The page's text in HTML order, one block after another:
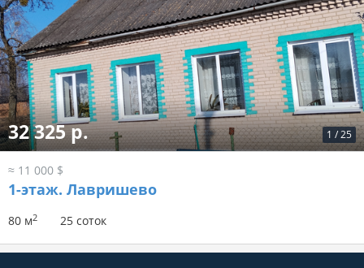
1 /25
32 325 р.
≈ 11 000 $
1-этаж. Лавришево
80 м2 25 соток